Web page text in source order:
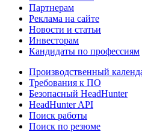
Партнерам
Реклама на сайте
Новости и статьи
Инвесторам
Кандидаты по профессиям
Производственный
Требования к ПО
Безопасный HeadHunter
HeadHunter API
Поиск работы
Поиск по резюме